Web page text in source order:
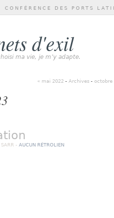
d'exil
ma vie, je m’y adapte.
CONFÉRENCE DES PORTS
« mai 2022 - Archives - octobre
- AUCUN RÉTROLIEN